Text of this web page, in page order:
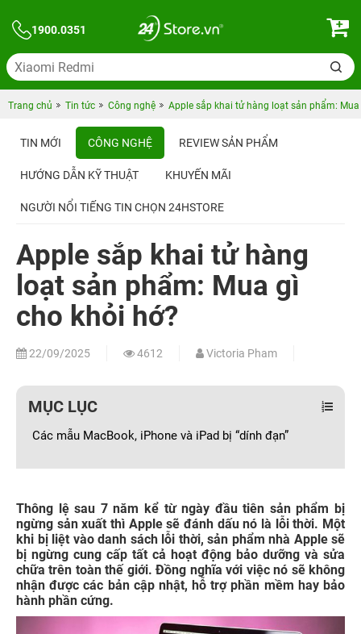
1900.0351
Trang chủ Tin tức Công nghệ Apple sắp khai tử hàng loạt sản phẩm:
TIN MỚI CÔNG NGHỆ REVIEW SẢN PHẨM
HƯỚNG DẪN KỸ THUẬT KHUYẾN MÃI
NGƯỜI NỔI TIẾNG TIN CHỌN 24HSTORE
Apple sắp khai tử hàng
loạt sản phẩm: Mua gì
cho khỏi hớ?
22/09/2025 4612 Victoria Pham
MỤC LỤC
Các mẫu MacBook, iPhone và iPad bị “dính đạn”
Thông lệ sau 7 năm kể từ ngày đầu tiên sản phẩm bị
ngừng sản xuất thì Apple sẽ đánh dấu nó là lỗi thời. Một
khi bị liệt vào danh sách lỗi thời, sản phẩm nhà Apple sẽ
bị ngừng cung cấp tất cả hoạt động bảo dưỡng và sửa
chữa trên toàn thế giới. Đồng nghĩa với việc nó sẽ không
nhận được các bản cập nhật, hỗ trợ phần mềm hay bảo
hành phần cứng.